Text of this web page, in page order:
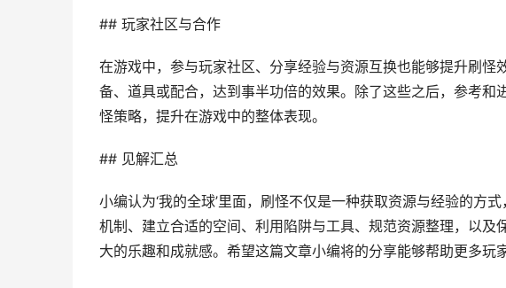
## 玩家社区与合作
在游戏中，参与玩家社区、分享经验与资源互换也能够提升刷
备、道具或配合，达到事半功倍的效果。除了这些之后，参考和
怪策略，提升在游戏中的整体表现。
## 见解汇总
小编认为‘我的全球’里面，刷怪不仅是一种获取资源与经验的方
机制、建立合适的空间、利用陷阱与工具、规范资源整理，以
大的乐趣和成就感。希望这篇文章小编将的分享能够帮助更多玩